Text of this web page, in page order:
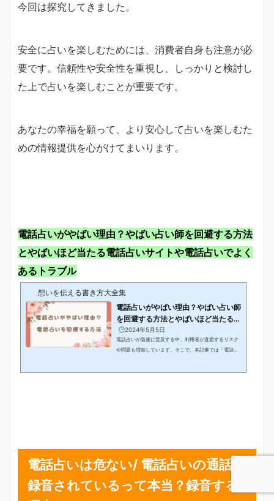
今回は探究してきました。
安全に占いを楽しむためには、消費者自身も注意が必
要です。信頼性や安全性を重視し、しっかりと検討し
た上で占いを楽しむことが重要です。
あなたの幸福を願って、より安心して占いを楽しむた
めの情報提供を心がけてまいります。
電話占いがやばい理由？やばい占い師を回避する方法
とやばいほど当たる電話占いサイトや電話占いでよく
あるトラブル
想いを伝える書き方大全集
電話占いがやばい理由？やばい占い師
を回避する方法とやばいほど当たる電
話占いサ...
🕒️2024年5月5日
電話占いが急速に普及する中、利用者が直面するリスク
や問題も増加しています。そこで、本記事では「電話占
電話占いは危ない/ 電話占いの通話は
録音されているって本当？録音する